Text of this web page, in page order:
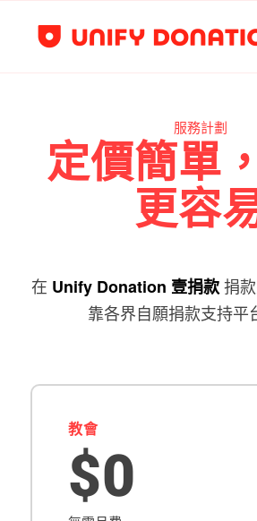
服務計劃
定價簡單
更容
在 Unify Donation 壹捐款捐
靠各界自願捐款支持平
教會
$0